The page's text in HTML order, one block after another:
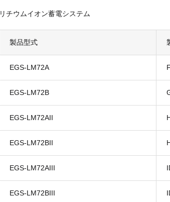
リチウムイオン蓄電システム
製品型式
EGS-LM72A
EGS-LM72B
EGS-LM72AII
EGS-LM72BII
EGS-LM72AIII
EGS-LM72BIII